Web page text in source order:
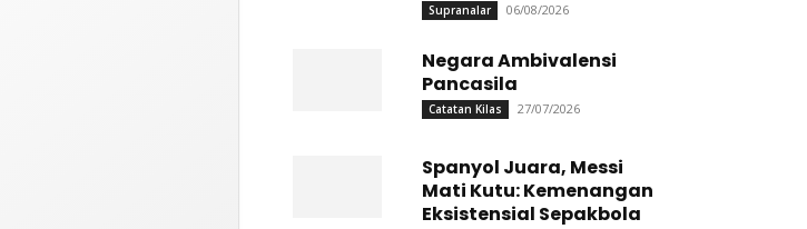
Supranalar 06/08/2026
Negara Ambivalensi
Pancasila
Catatan Kilas 27/07/2026
Spanyol Juara, Messi
Mati Kutu: Kemenangan
Eksistensial Sepakbola